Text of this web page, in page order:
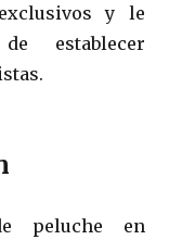
y le
establecer
peluche en